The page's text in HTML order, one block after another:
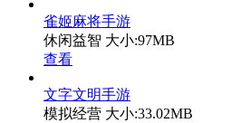
雀姬麻将手游
休闲益智 大小:97MB
查看
文字文明手游
模拟经营 大小:33.02MB